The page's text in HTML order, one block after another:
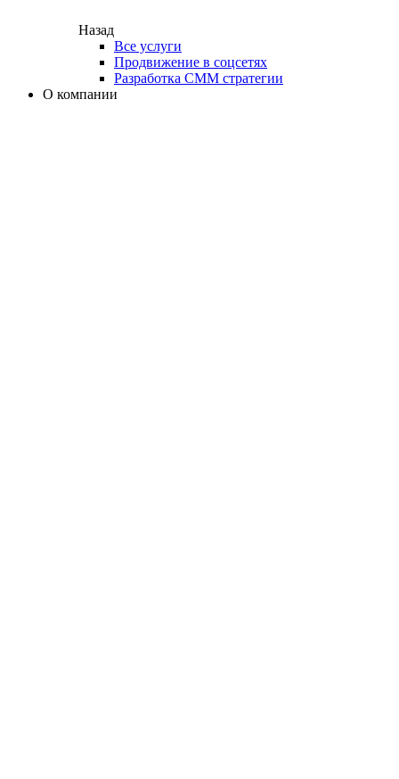
Назад
Все услуги
Продвижение в соцсетях
Разработка СММ стратегии
О компании